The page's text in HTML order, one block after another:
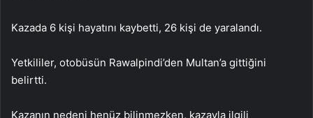
Kazada 6 kişi hayatını kaybetti, 26 kişi de yaralandı.
Yetkililer, otobüsün Rawalpindi’den Multan’a gittiğini
belirtti.
Kazanın nedeni henüz bilinmezken, kazayla ilgili